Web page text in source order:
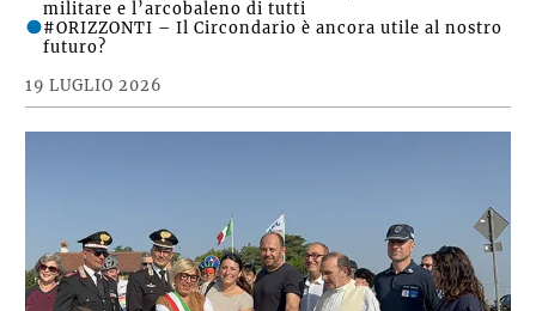
19 LUGLIO 2026
militare e l’arcobaleno di tutti
#ORIZZONTI – Il Circondario è ancora utile al nostro
futuro?